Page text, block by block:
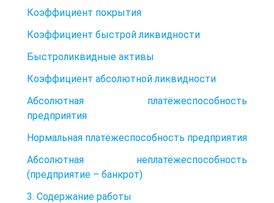
Коэффициент покрытия
Коэффициент быстрой ликвидности
Быстроликвидные активы
Коэффициент абсолютной ликвидности
Абсолютная платёжеспособность
предприятия
Нормальная платёжеспособность предприятия
Абсолютная неплатёжеспособность
(предприятие – банкрот)
3. Содержание работы